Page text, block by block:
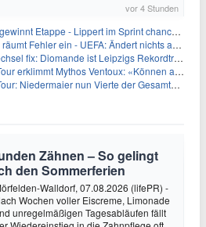
vor 4 Stunden
Etappe - Lippert im Sprint chancenlos
Fehler ein - UEFA: Ändert nichts an Boykott
fix: Diomande ist Leipzigs Rekordtransfer
erklimmt Mythos Ventoux: «Können alles schaffen»
Niedermaier nun Vierte der Gesamtwertung
Zähnen – So gelingt
den Sommerferien
Walldorf, 07.08.2026 (lifePR) -
Wochen voller Eiscreme, Limonade
unregelmäßigen Tagesabläufen fällt